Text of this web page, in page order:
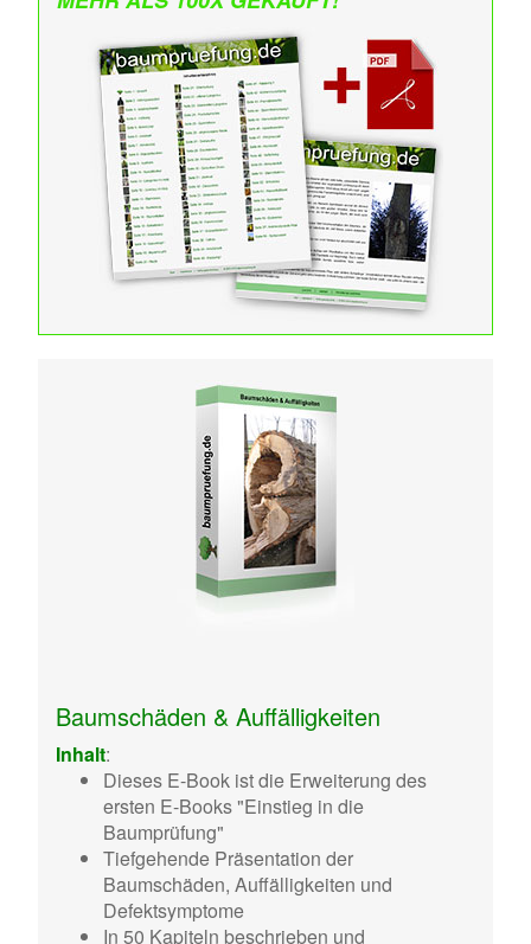
Baumschäden & Auffälligkeiten
Inhalt:
Dieses E-Book ist die Erweiterung des
ersten E-Books "Einstieg in die
Baumprüfung"
Tiefgehende Präsentation der
Baumschäden, Auffälligkeiten und
Defektsymptome
In 50 Kapiteln beschrieben und